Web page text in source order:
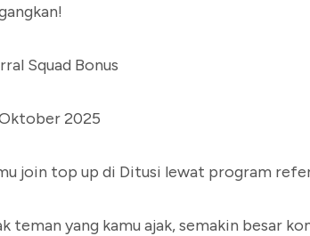
Squad Bonus
2025
join top up di Ditusi lewat program
teman yang kamu ajak, semakin besar